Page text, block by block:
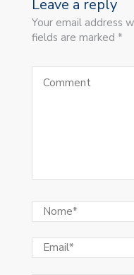
Leave a reply
Your email address
fields are marked *